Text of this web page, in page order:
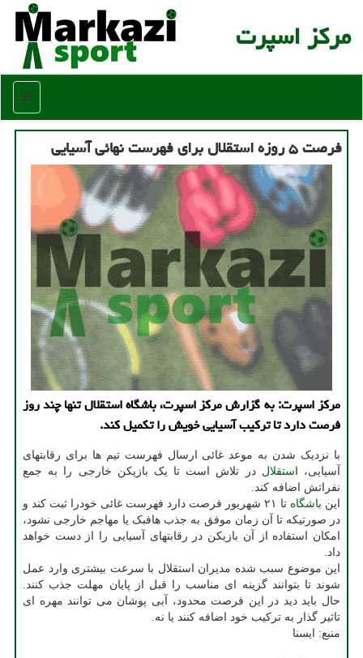
مركز اسپرت
منو
فرصت ۵ روزه استقلال برای فهرست نهائی آسیایی
مرکز اسپرت: به گزارش مرکز اسپرت، باشگاه استقلال تنها چند روز
فرصت دارد تا ترکیب آسیایی خویش را تکمیل کند.
با نزدیک شدن به موعد غائی ارسال فهرست تیم ها برای رقابتهای
آسیایی،
استقلال در تلاش است تا یک بازیکن خارجی را به جمع
نفراتش اضافه کند.
این باشگاه
تا ۲۱ شهریور فرصت دارد فهرست غائی خودرا ثبت کند و
در صورتیکه تا آن زمان موفق به جذب هافبک یا مهاجم خارجی نشود،
امکان استفاده از آن بازیکن در رقابتهای آسیایی را از دست خواهد
داد.
این موضوع سبب شده مدیران استقلال با سرعت بیشتری وارد عمل
شوند تا بتوانند گزینه ای مناسب را قبل از پایان مهلت جذب کنند.
حال باید دید در این فرصت محدود، آبی پوشان می توانند مهره ای
تاثیر گذار به ترکیب خود اضافه کنند یا نه.
منبع: ایسنا